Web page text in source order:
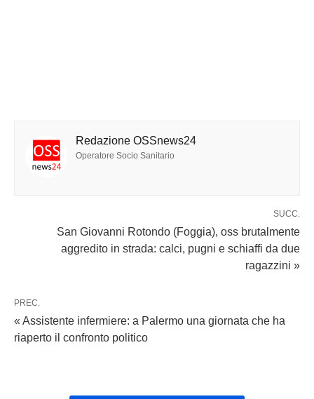
Redazione OSSnews24
Operatore Socio Sanitario
SUCC.
San Giovanni Rotondo (Foggia), oss brutalmente
aggredito in strada: calci, pugni e schiaffi da due
ragazzini »
PREC.
« Assistente infermiere: a Palermo una giornata che ha
riaperto il confronto politico